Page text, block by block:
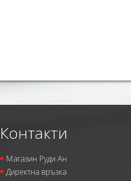
Контакти
Магазин Руди Ан
Директна връзка